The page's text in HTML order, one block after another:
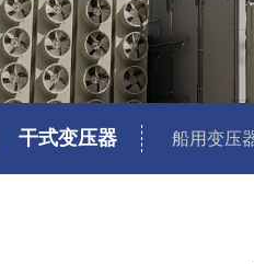
干式变压器 船用变压